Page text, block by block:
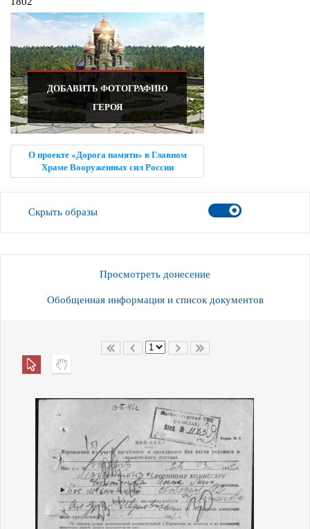
ДОБАВИТЬ ФОТОГРАФИЮ
ГЕРОЯ
О проекте «Дорога памяти» в Главном
Храме Вооруженных сил России
Скрыть образы
Просмотреть донесение
Обобщенная информация и список документов